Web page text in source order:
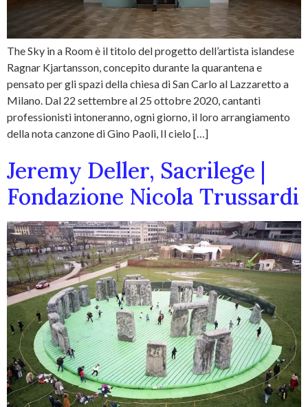
The Sky in a Room è il titolo del progetto dell’artista islandese
Ragnar Kjartansson, concepito durante la quarantena e
pensato per gli spazi della chiesa di San Carlo al Lazzaretto a
Milano. Dal 22 settembre al 25 ottobre 2020, cantanti
professionisti intoneranno, ogni giorno, il loro arrangiamento
della nota canzone di Gino Paoli, Il cielo […]
Jeremy Deller, Sacrilege |
Fondazione Nicola Trussardi